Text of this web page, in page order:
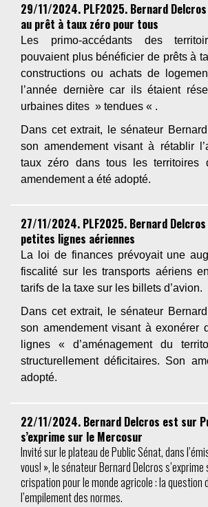
29/11/2024. PLF2025. Bernard
au prêt à taux zéro pour tous
Les primo-accédants des
pouvaient plus bénéficier de prêts à
constructions ou achats de
l’année dernière car ils étaient
urbaines dites » tendues « .
Dans cet extrait, le sénateur
son amendement visant à rétablir
taux zéro dans tous les territoires
amendement a été adopté.
27/11/2024. PLF2025. Bernard
petites lignes aériennes
La loi de finances prévoyait une
fiscalité sur les transports aériens
tarifs de la taxe sur les billets d’avion.
Dans cet extrait, le sénateur
son amendement visant à exonérer
lignes « d’aménagement du
structurellement déficitaires. Son
adopté.
22/11/2024. Bernard Delcros est sur
s’exprime sur le Mercosur
Invité sur le plateau de Public Sénat, dans
vous! », le sénateur Bernard Delcros
crispation pour le monde agricole : la question
l’empilement des normes.